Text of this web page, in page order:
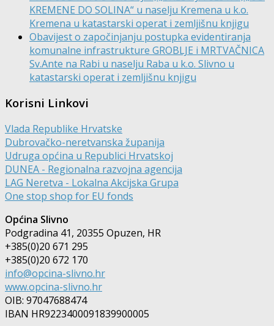
KREMENE DO SOLINA“ u naselju Kremena u k.o.
Kremena u katastarski operat i zemljišnu knjigu
Obavijest o započinjanju postupka evidentiranja
komunalne infrastrukture GROBLJE i MRTVAČNICA
Sv.Ante na Rabi u naselju Raba u k.o. Slivno u
katastarski operat i zemljišnu knjigu
Korisni Linkovi
Vlada Republike Hrvatske
Dubrovačko-neretvanska županija
Udruga općina u Republici Hrvatskoj
DUNEA - Regionalna razvojna agencija
LAG Neretva - Lokalna Akcijska Grupa
One stop shop for EU fonds
Općina Slivno
Podgradina 41, 20355 Opuzen, HR
+385(0)20 671 295
+385(0)20 672 170
info@opcina-slivno.hr
www.opcina-slivno.hr
OIB: 97047688474
IBAN HR9223400091839900005